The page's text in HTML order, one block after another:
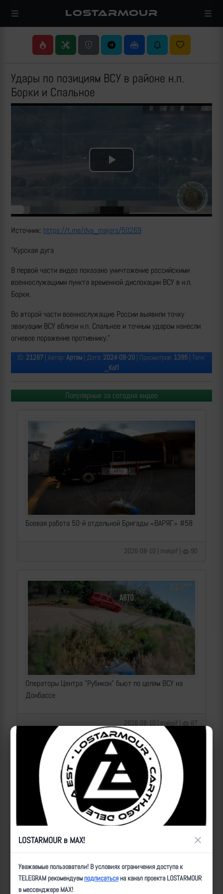
LOSTARMOUR
Удары по позициям ВСУ в районе н.п.
Борки и Спальное
Play
Источник: https://t.me/dva_majors/50269
"Курская дуга
В первой части видео показано уничтожение российскими
военнослужащими пункта временной дислокации ВСУ в н.п.
Борки.
Во второй части военнослужащие России выявили точку
эвакуации ВСУ вблизи н.п. Спальное и точным ударом нанесли
огневое поражение противнику."
ID: 21267 | Автор: Артем | Дата: 2024-08-20 | Просмотров: 1395 | Теги:
_КоП
Популярные за сегодня видео
Боевая работа 50-й отдельной Бригады «ВАРЯГ» #58
2026-08-10 | makpif | 90
Операторы Центра "Рубикон" бьют по целям ВСУ на
Донбассе
2026-08-10 | makpif | 87
Операторы Центра "Рубикон" бьют по целям ВСУ на
Краснолиманском направлении
LOSTARMOUR в MAX! ×
Уважаемые пользователи! В условиях ограничения доступа к
TELEGRAM рекомендуемподписатьсяна канал проекта LOSTARMOUR
в мессенджере MAX!